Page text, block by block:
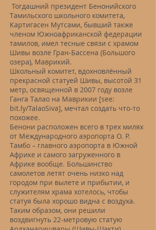
Тогдашний президент Бенонийского
Тамильского школьного комитета,
Картигасен Мутсами, бывший также
членом Южноафриканской федерации
тамилов, имел тесные связи с храмом
Шивы возле Гран-Бассена (Большого
озера), Маврикий.
Школьный комитет, вдохновлённый
прекрасной статуей Шивы, высотой 31
метр, освященной в 2007 году возле
Ганга Талао на Маврикии [see:
bit.ly/TalaoSiva], мечтал создать что-то
похожее.
Бенони расположен всего в трех милях
от Международного аэропорта О. Р.
Тамбо – главного аэропорта в Южной
Африке и самого загруженного в
Африке вообще. Большинство
самолетов летят очень низко над
городом при вылете и прибытии, и
служителям храма хотелось, чтобы
статуя была хорошо видна с воздуха.
Таким образом, они решили
воздвигнуть 22-метровую статую